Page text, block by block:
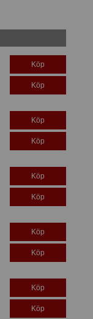
Köp
Köp
Köp
Köp
Köp
Köp
Köp
Köp
Köp
Köp